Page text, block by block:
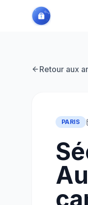
Retour aux
PARIS